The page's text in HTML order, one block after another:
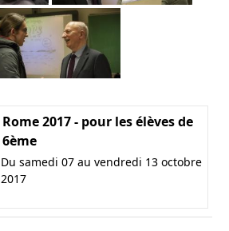
Rome 2017 - pour les élèves de
6ème
Du samedi 07 au vendredi 13 octobre
2017